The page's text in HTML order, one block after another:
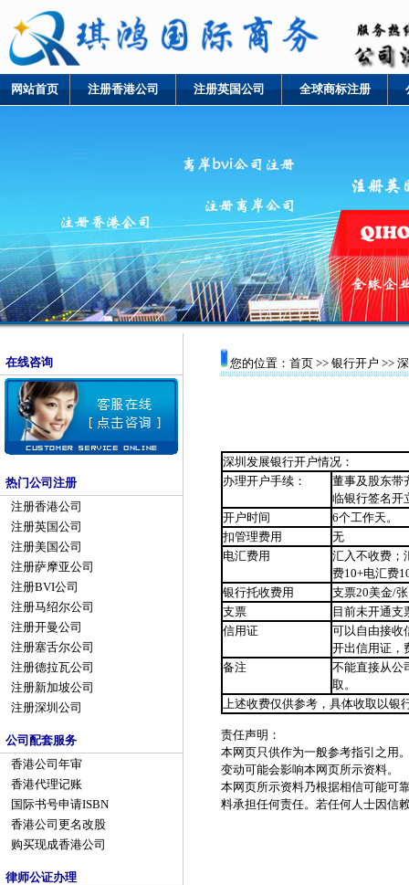
网站首页 注册香港公司 注册英国公司 全球商标注册
在线咨询
热门公司注册
注册香港公司
注册英国公司
注册美国公司
注册萨摩亚公司
注册BVI公司
注册马绍尔公司
注册开曼公司
注册塞舌尔公司
注册德拉瓦公司
注册新加坡公司
注册深圳公司
公司配套服务
香港公司年审
香港代理记账
国际书号申请ISBN
香港公司更名改股
购买现成香港公司
律师公证办理
您的位置：首页 >> 银行开户 >>
深圳发展银行开户情况：
办理开户手续：
董事及股东带
临银行签名开
开户时间
6个工作天。
扣管理费用
无
电汇费用
汇入不收费；
费10+电汇费
银行托收费用
支票20美金/
支票
目前未开通支
信用证
可以自由接收
开出信用证，
备注
不能直接从公
取。
上述收费仅供参考，具体收取以银
责任声明：
本网页只供作为一般参考指引之用
变动可能会影响本网页所示资料。
本网页所示资料乃根据相信可能可
料承担任何责任。若任何人士因信